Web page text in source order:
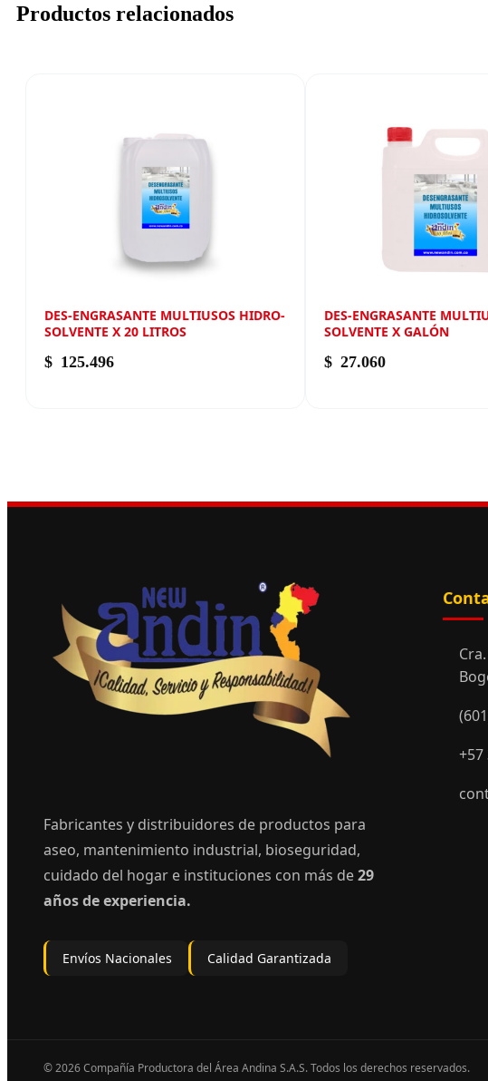
Productos relacionados
DES-ENGRASANTE MULTIUSOS HIDRO-
SOLVENTE X 20 LITROS
$ 125.496
DES-ENGRASANTE
SOLVENTE X GALÓN
$ 27.060
Fabricantes y distribuidores de productos para
aseo, mantenimiento industrial, bioseguridad,
cuidado del hogar e instituciones con más de29
años de experiencia.
Envíos Nacionales Calidad Garantizada
+57
© 2026 Compañía Productora del Área Andina S.A.S. Todos los derechos reservados.